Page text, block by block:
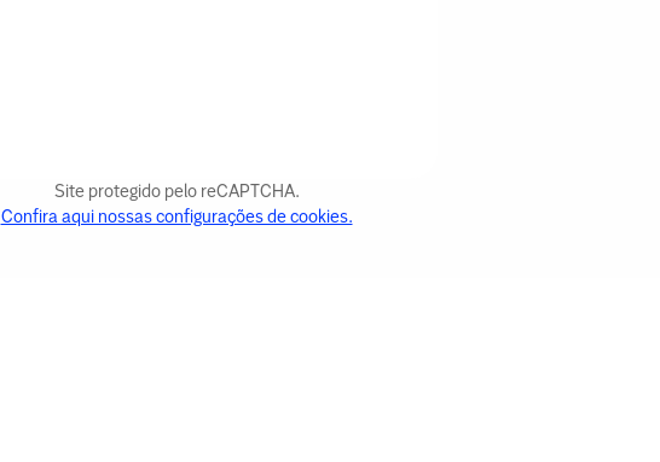
Site protegido pelo reCAPTCHA.
Confira aqui nossas configurações de cookies.